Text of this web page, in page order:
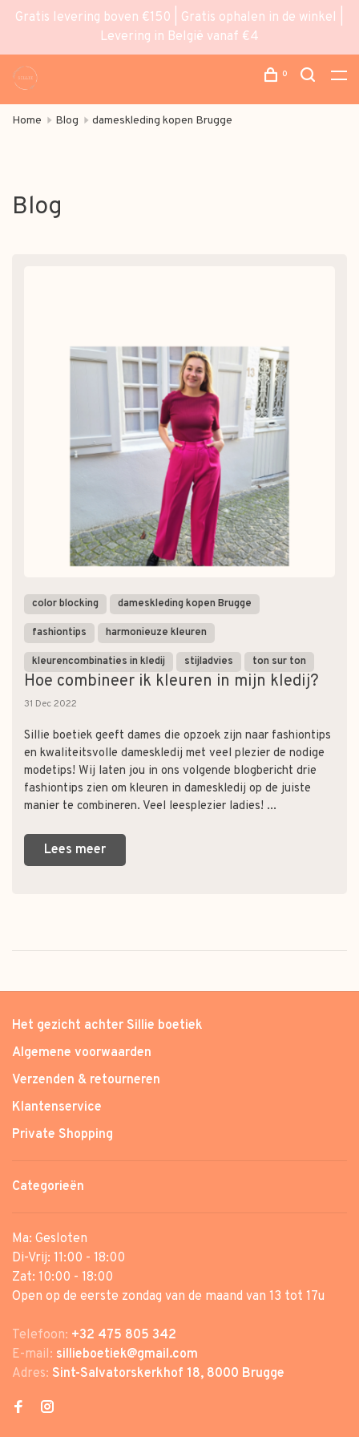
Gratis levering boven €150 | Gratis ophalen in de winkel |
Levering in België vanaf €4
0
Home Blog dameskleding kopen Brugge
Blog
color blocking dameskleding kopen Brugge
fashiontips harmonieuze kleuren
kleurencombinaties in kledij stijladvies ton sur ton
Hoe combineer ik kleuren in mijn kledij?
31 Dec 2022
Sillie boetiek geeft dames die opzoek zijn naar fashiontips
en kwaliteitsvolle dameskledij met veel plezier de nodige
modetips! Wij laten jou in ons volgende blogbericht drie
fashiontips zien om kleuren in dameskledij op de juiste
manier te combineren. Veel leesplezier ladies! ...
Lees meer
Het gezicht achter Sillie boetiek
Algemene voorwaarden
Verzenden & retourneren
Klantenservice
Private Shopping
Categorieën
Ma: Gesloten
Di-Vrij: 11:00 - 18:00
Zat: 10:00 - 18:00
Open op de eerste zondag van de maand van 13 tot 17u
Telefoon: +32 475 805 342
E-mail: sillieboetiek@gmail.com
Adres: Sint-Salvatorskerkhof 18, 8000 Brugge